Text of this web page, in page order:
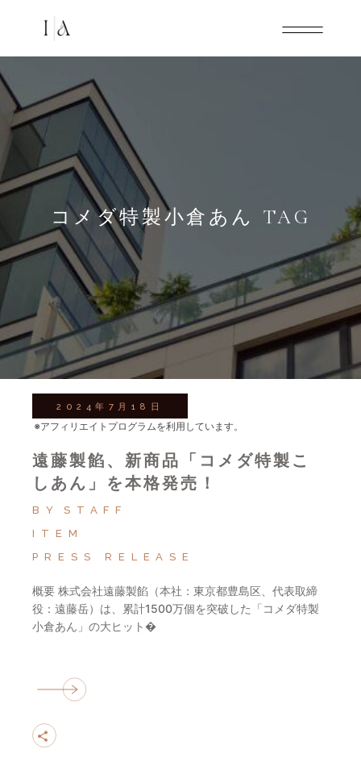
コメダ特製小倉あん TAG
2024年7月18日
遠藤製餡、新商品「コメダ特製こ
しあん」を本格発売！
BY
STAFF
ITEM
PRESS RELEASE
概要 株式会社遠藤製餡（本社：東京都豊島区、代表取締
役：遠藤岳）は、累計1500万個を突破した「コメダ特製
小倉あん」の大ヒット�
※アフィリエイトプログラムを利用しています。